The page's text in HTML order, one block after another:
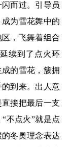
而过。引导员
为雪花舞中的
，飞舞着组合
续到了点火环
的雪花，簇拥
到来。出人意
接把最后一支
不点火”就是点
冬奥理念表达